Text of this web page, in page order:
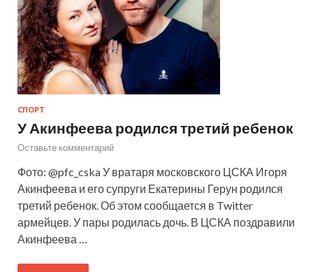
СПОРТ
У Акинфеева родился третий ребенок
Оставьте комментарий
Фото: @pfc_cska У вратаря московского ЦСКА Игоря
Акинфеева и его супруги Екатерины Герун родился
третий ребенок. Об этом сообщается в Twitter
армейцев. У пары родилась дочь. В ЦСКА поздравили
Акинфеева …